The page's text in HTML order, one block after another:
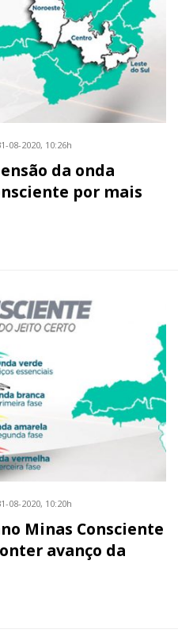
08-2020, 10:26h
da onda
por mais
08-2020, 10:20h
Minas Consciente
avanço da